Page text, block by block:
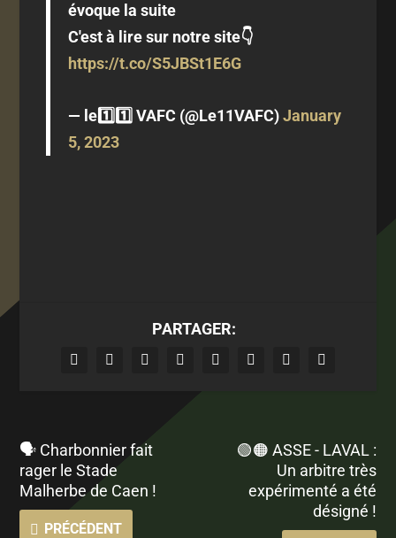
évoque la suite
C'est à lire sur notre site👇
https://t.co/S5JBSt1E6G
— le1️⃣1️⃣ VAFC (@Le11VAFC)January
5, 2023
PARTAGER:
🗣️ Charbonnier fait
rager le Stade
Malherbe de Caen !
PRÉCÉDENT
🟢🟠 ASSE - LAVAL :
Un arbitre très
expérimenté a été
désigné !